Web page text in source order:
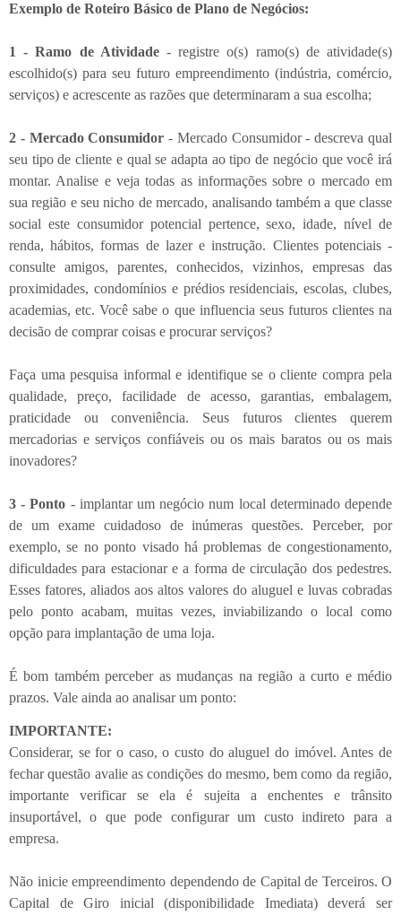
Exemplo de Roteiro Básico de Plano de Negócios:
1 - Ramo de Atividade- registre o(s) ramo(s) de atividade(s)
escolhido(s) para seu futuro empreendimento (indústria, comércio,
serviços) e acrescente as razões que determinaram a sua escolha;
2 - Mercado Consumidor - Mercado Consumidor - descreva qual
seu tipo de cliente e qual se adapta ao tipo de negócio que você irá
montar. Analise e veja todas as informações sobre o mercado em
sua região e seu nicho de mercado, analisando também a que classe
social este consumidor potencial pertence, sexo, idade, nível de
renda, hábitos, formas de lazer e instrução. Clientes potenciais -
consulte amigos, parentes, conhecidos, vizinhos, empresas das
proximidades, condomínios e prédios residenciais, escolas, clubes,
academias, etc. Você sabe o que influencia seus futuros clientes na
decisão de comprar coisas e procurar serviços?
Faça uma pesquisa informal e identifique se o cliente compra pela
qualidade, preço, facilidade de acesso, garantias, embalagem,
praticidade ou conveniência. Seus futuros clientes querem
mercadorias e serviços confiáveis ou os mais baratos ou os mais
inovadores?
3 - Ponto - implantar um negócio num local determinado depende
de um exame cuidadoso de inúmeras questões. Perceber, por
exemplo, se no ponto visado há problemas de congestionamento,
dificuldades para estacionar e a forma de circulação dos pedestres.
Esses fatores, aliados aos altos valores do aluguel e luvas cobradas
pelo ponto acabam, muitas vezes, inviabilizando o local como
opção para implantação de uma loja.
É bom também perceber as mudanças na região a curto e médio
prazos. Vale ainda ao analisar um ponto:
IMPORTANTE:
Considerar, se for o caso, o custo do aluguel do imóvel. Antes de
fechar questão avalie as condições do mesmo, bem como da região,
importante verificar se ela é sujeita a enchentes e trânsito
insuportável, o que pode configurar um custo indireto para a
empresa.
Não inicie empreendimento dependendo de Capital de Terceiros. O
Capital de Giro inicial (disponibilidade Imediata) deverá ser